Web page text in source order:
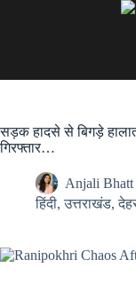
सड़क हादसे से बिगड़े हालात:
गिरफ्तार…
Anjali Bhatt
हिंदी,उत्तराखंड,